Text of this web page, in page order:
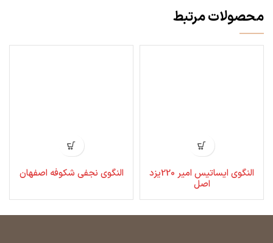
محصولات مرتبط
النگوی ایساتیس امیر 220یزد
اصل
النگوی نجفی شکوفه اصفهان